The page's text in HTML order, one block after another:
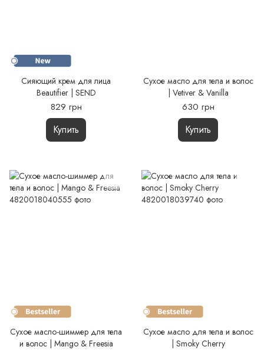
Сияющий крем для лица
Beautifier | SEND
829 грн
Купить
Сухое масло для тела и волос
| Vetiver & Vanilla
630 грн
Купить
Сухое масло-шиммер для тела
и волос | Mango & Freesia
Сухое масло для тела и волос
| Smoky Cherry